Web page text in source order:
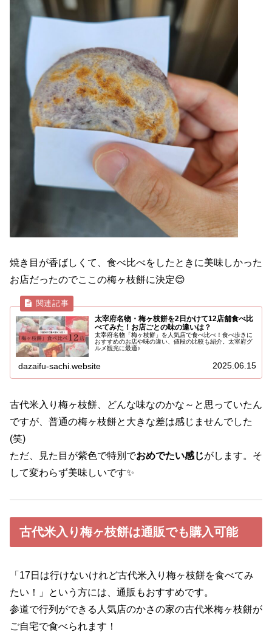
焼き目が香ばしくて、食べ比べをしたときに美味しかった
お店だったのでここの梅ヶ枝餅に決定😊
太宰府名物・梅ヶ枝餅を2日かけて12店舗食べ比
べてみた！お店ごとの味の違いは？
太宰府名物「梅ヶ枝餅」を人気店で食べ比べ！食べ歩きに
おすすめのお店や味の違い、値段の比較も紹介。太宰府グ
ルメ観光に最適♪
dazaifu-sachi.website 2025.06.15
古代米入り梅ヶ枝餅、どんな味なのかな～と思っていたん
ですが、普通の梅ヶ枝餅と大きな差は感じませんでした
(笑)
ただ、見た目が紫色で特別でおめでたい感じがします。そ
して変わらず美味しいです✨
古代米入り梅ヶ枝餅は通販でも購入可能
「17日は行けないけれど古代米入り梅ヶ枝餅を食べてみ
たい！」という方には、通販もおすすめです。
参道で行列ができる人気店のかさの家の古代米梅ヶ枝餅が
ご自宅で食べられます！